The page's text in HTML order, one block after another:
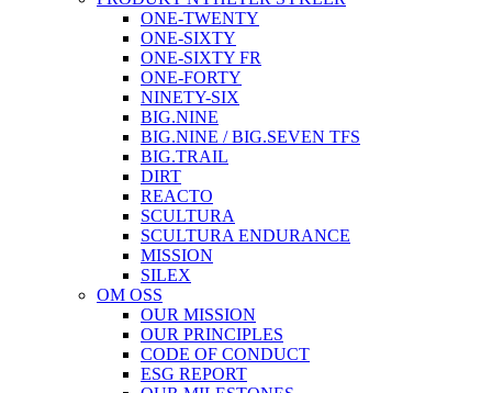
ONE-TWENTY
ONE-SIXTY
ONE-SIXTY FR
ONE-FORTY
NINETY-SIX
BIG.NINE
BIG.NINE / BIG.SEVEN TFS
BIG.TRAIL
DIRT
REACTO
SCULTURA
SCULTURA ENDURANCE
MISSION
SILEX
OM OSS
OUR MISSION
OUR PRINCIPLES
CODE OF CONDUCT
ESG REPORT